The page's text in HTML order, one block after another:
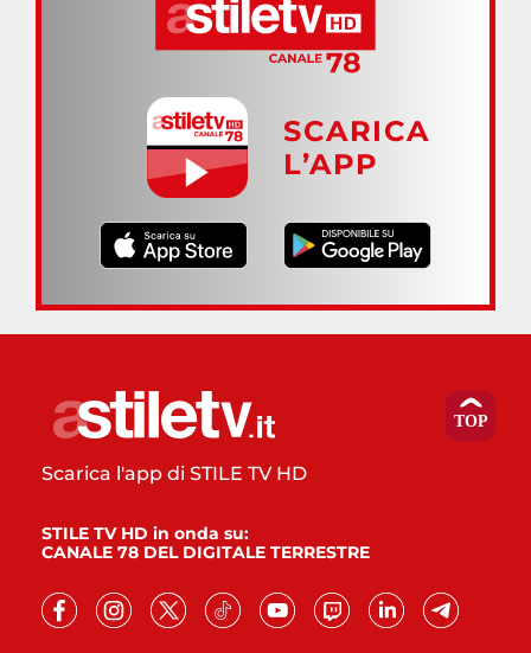
SCARICA
L’APP
Scarica l'app di STILE TV HD
STILE TV HD in onda su:
CANALE 78 DEL DIGITALE TERRESTRE